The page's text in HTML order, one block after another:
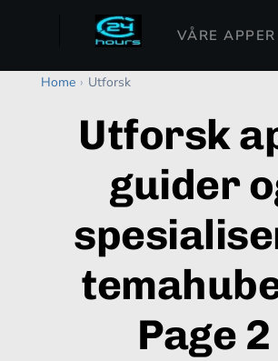
VÅRE APPER
Home › Utforsk
Utforsk
guider
Page 2